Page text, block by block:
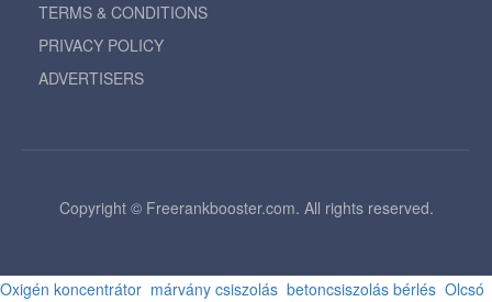
TERMS & CONDITIONS
PRIVACY POLICY
ADVERTISERS
Copyright © Freerankbooster.com. All rights reserved.
Oxigén koncentrátor márvány csiszolás betoncsiszolás bérlés Olcsó